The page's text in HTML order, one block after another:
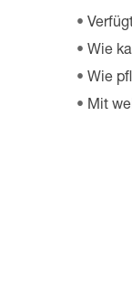
Wie
Wie
Mit